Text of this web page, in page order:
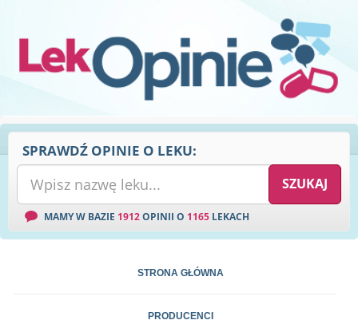
SPRAWDŹ OPINIE O LEKU:
MAMY W BAZIE 1912OPINII O 1165 LEKACH
STRONA GŁÓWNA
PRODUCENCI